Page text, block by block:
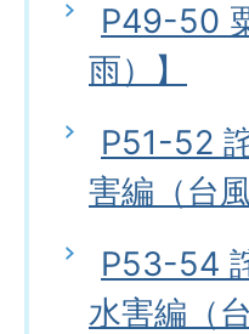
P49-50
雨）】
P51-52
害編（台
P53-54
水害編（